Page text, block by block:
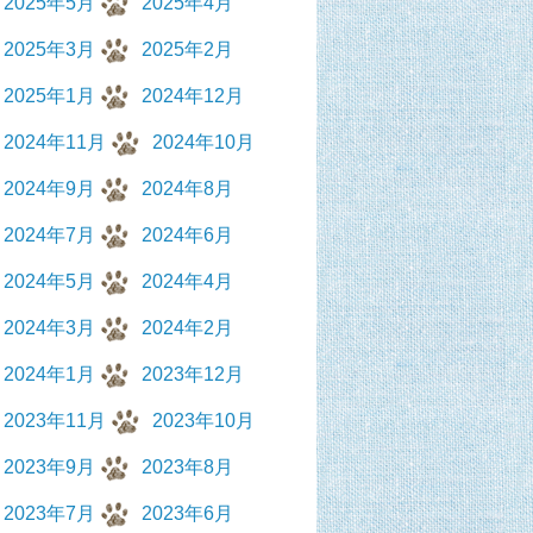
2025年3月 2025年2月
2025年1月 2024年12月
2024年11月 2024年10月
2024年9月 2024年8月
2024年7月 2024年6月
2024年5月 2024年4月
2024年3月 2024年2月
2024年1月 2023年12月
2023年11月 2023年10月
2023年9月 2023年8月
2023年7月 2023年6月